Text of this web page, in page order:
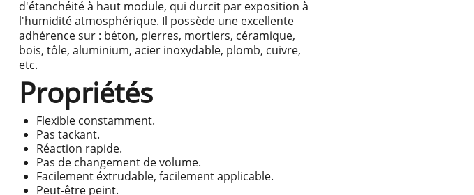
d'étanchéité à haut module, qui durcit par exposition à
l'humidité atmosphérique. Il possède une excellente
adhérence sur : béton, pierres, mortiers, céramique,
bois, tôle, aluminium, acier inoxydable, plomb, cuivre,
etc.
Propriétés
Flexible constamment.
Pas tackant.
Réaction rapide.
Pas de changement de volume.
Facilement éxtrudable, facilement applicable.
Peut-être peint.